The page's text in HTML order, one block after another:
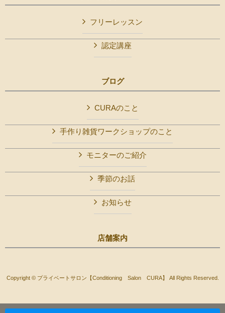
フリーレッスン
認定講座
ブログ
CURAのこと
手作り雑貨ワークショップのこと
モニターのご紹介
季節のお話
お知らせ
店舗案内
Copyright © プライベートサロン【Conditioning Salon CURA】 All Rights Reserved.